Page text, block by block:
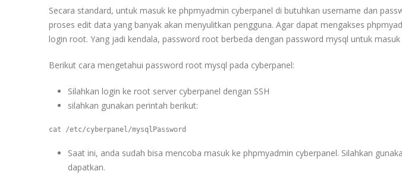
Secara standard, untuk masuk ke phpmyadmin cyberpanel di butuhkan username dan
proses edit data yang banyak akan menyulitkan pengguna. Agar dapat mengakses
login root. Yang jadi kendala, password root berbeda dengan password mysql untuk
Berikut cara mengetahui password root mysql pada cyberpanel:
Silahkan login ke root server cyberpanel dengan SSH
silahkan gunakan perintah berikut:
Saat ini, anda sudah bisa mencoba masuk ke phpmyadmin cyberpanel. Silahkan
dapatkan.